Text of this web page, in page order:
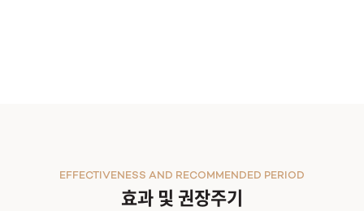
효과 및 권장주기
EFFECTIVENESS AND RECOMMENDED PERIOD